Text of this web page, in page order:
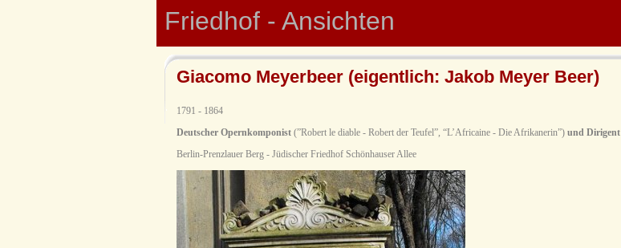
Friedhof - Ansichten
Giacomo Meyerbeer (eigentlich: Jakob Meyer Beer)
1791 - 1864
Deutscher Opernkomponist(”Robert le diable - Robert der Teufel”, “L’Africaine - Die Afrikanerin”) und Dirigent
Berlin-Prenzlauer Berg - Jüdischer Friedhof Schönhauser Allee